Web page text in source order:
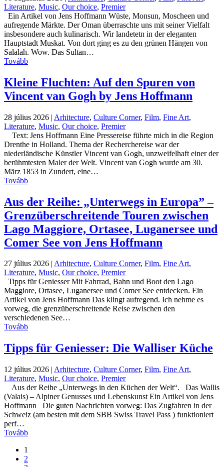
Literature, Music, Our choice, Premier
Ein Artikel von Jens Hoffmann Wüste, Monsun, Moscheen und
aufregende Märkte. Der Oman überraschte uns mit seiner Vielfalt
insbesondere auch kulinarisch. Wir landetetn in der eleganten
Hauptstadt Muskat. Von dort ging es zu den grünen Hängen von
Salalah. Wow. Das Sultan…
Tovább
Kleine Fluchten: Auf den Spuren von
Vincent van Gogh by Jens Hoffmann
28 július 2026 | Arhitecture, Culture Corner, Film, Fine Art,
Literature, Music, Our choice, Premier
Text: Jens Hoffmann Eine Pressereise führte mich in die Region
Drenthe in Holland. Thema der Recherchereise war der
niederländische Künstler Vincent van Gogh, unzweifelhaft einer der
berühmtesten Maler der Welt. Vincent van Gogh wurde am 30.
März 1853 in Zundert, eine…
Tovább
Aus der Reihe: „Unterwegs in Europa” –
Grenzüberschreitende Touren zwischen
Lago Maggiore, Ortasee, Luganersee und
Comer See von Jens Hoffmann
27 július 2026 | Arhitecture, Culture Corner, Film, Fine Art,
Literature, Music, Our choice, Premier
Tipps für Geniesser Mit Fahrrad, Bahn und Boot den Lago
Maggiore, Ortasee, Luganersee und Comer See entdecken. Ein
Artikel von Jens Hoffmann Das klingt aufregend. Ich nehme es
vorweg, die grenzüberschreitende Reise zwischen den
verschiedenen See…
Tovább
Tipps für Geniesser: Die Walliser Küche
12 július 2026 | Arhitecture, Culture Corner, Film, Fine Art,
Literature, Music, Our choice, Premier
Aus der Reihe „Unterwegs in den Küchen der Welt“. Das Wallis
(Valais) – Alpiner Genusses und Lebenskunst Ein Artikel von Jens
Hoffmann Die guten Nachrichten vorweg: Das Zugfahren in der
Schweiz (am besten mit dem SBB Swiss Travel Pass ) funktioniert
perf…
Tovább
1
2